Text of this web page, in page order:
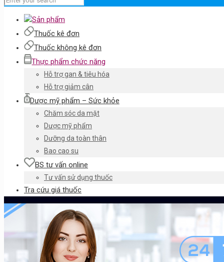
Sản phẩm
Thuốc kê đơn
Thuốc không kê đơn
Thực phẩm chức năng
Hỗ trợ gan & tiêu hóa
Hỗ trợ giảm cân
Dược mỹ phẩm – Sức khỏe
Chăm sóc da mặt
Dược mỹ phẩm
Dưỡng da toàn thân
Bao cao su
BS tư vấn online
Tư vấn sử dụng thuốc
Tra cứu giá thuốc